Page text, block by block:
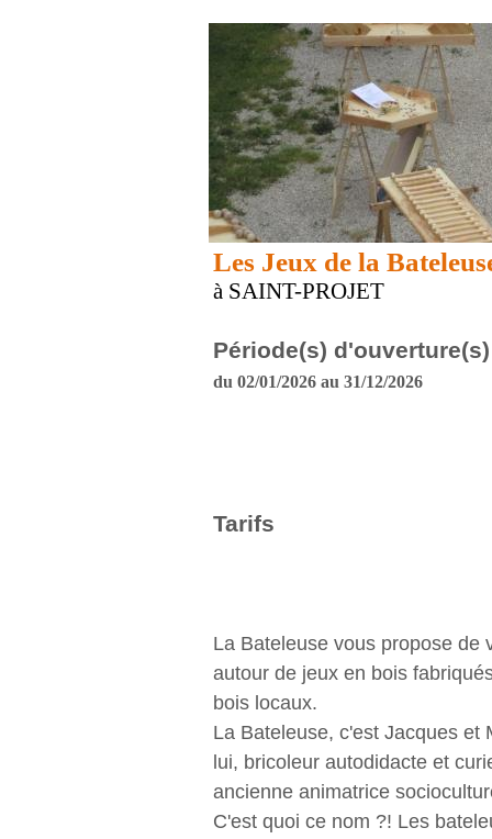
Les Jeux de la
à SAINT-PROJET
Période(s) d'ouverture(s)
du 02/01/2026 au 31/12/2026
Tarifs
La Bateleuse vous propose de
autour de jeux en bois
bois locaux.
La Bateleuse, c'est Jacques et
lui, bricoleur autodidacte et
ancienne animatrice
C'est quoi ce nom ?! Les